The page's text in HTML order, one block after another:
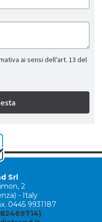
ai sensi dell’art. 13 del
Srl
2
- Italy
0445 9931187